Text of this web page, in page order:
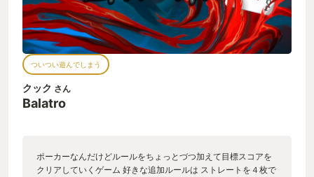
ついつい遊んでしまう
クック さん
Balatro
ポーカーなんだけどルールをちょっとづつ加えて目標スコアを
クリアしていくゲーム 好きな追加ルールは ストレートを４枚で